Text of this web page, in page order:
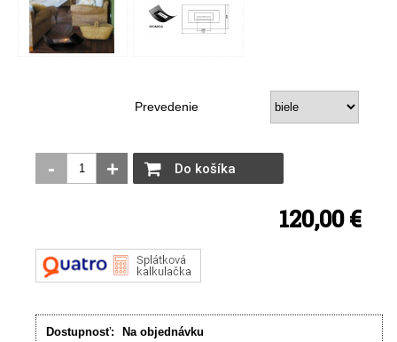
Prevedenie
- + Do košíka
120,00 €
Dostupnosť: Na objednávku